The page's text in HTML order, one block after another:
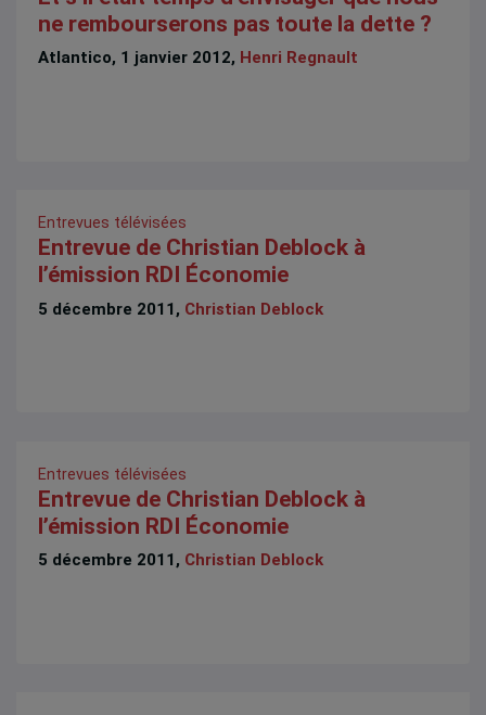
ne rembourserons pas toute la dette ?
Atlantico, 1 janvier 2012, Henri Regnault
Entrevues télévisées
Entrevue de Christian Deblock à
l’émission RDI Économie
5 décembre 2011, Christian Deblock
Entrevues télévisées
Entrevue de Christian Deblock à
l’émission RDI Économie
5 décembre 2011, Christian Deblock